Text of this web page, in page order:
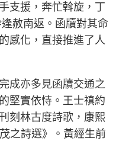
支援，奔忙斡旋，丁
赦南返。函牘對其命
感化，直接推進了人
成亦多見函牘交通之
堅實依恃。王士禛約
刻林古度詩歌，康熙
之詩選》。黃經生前